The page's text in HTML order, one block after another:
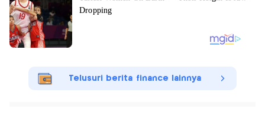
Telusuri berita finance lainnya